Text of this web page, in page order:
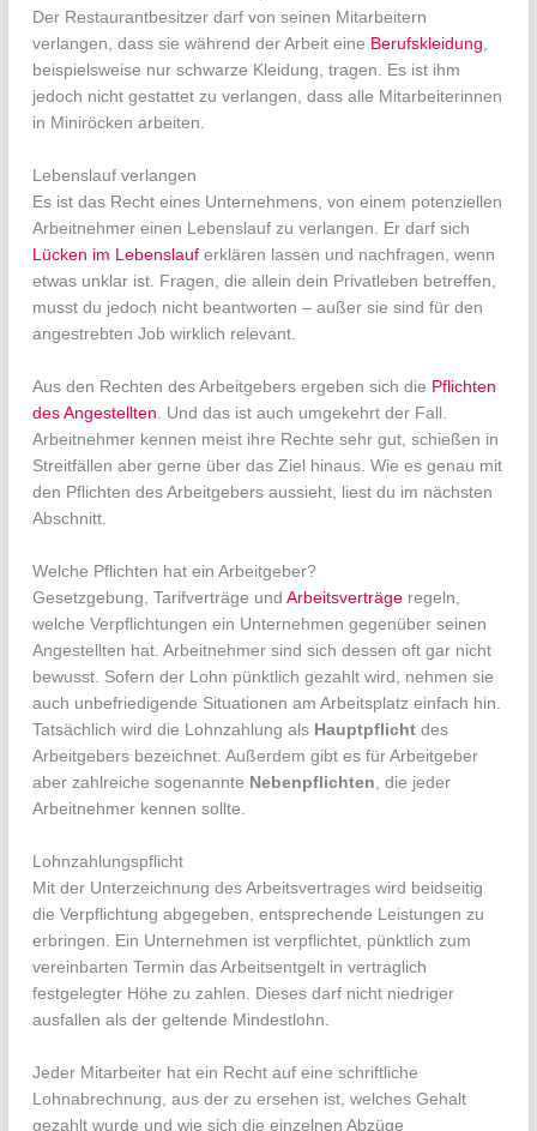
Der Restaurantbesitzer darf von seinen Mitarbeitern
verlangen, dass sie während der Arbeit eine Berufskleidung,
beispielsweise nur schwarze Kleidung, tragen. Es ist ihm
jedoch nicht gestattet zu verlangen, dass alle Mitarbeiterinnen
in Miniröcken arbeiten.
Lebenslauf verlangen
Es ist das Recht eines Unternehmens, von einem potenziellen
Arbeitnehmer einen Lebenslauf zu verlangen. Er darf sich
Lücken im Lebenslauf erklären lassen und nachfragen, wenn
etwas unklar ist. Fragen, die allein dein Privatleben betreffen,
musst du jedoch nicht beantworten – außer sie sind für den
angestrebten Job wirklich relevant.
Aus den Rechten des Arbeitgebers ergeben sich die Pflichten
des Angestellten. Und das ist auch umgekehrt der Fall.
Arbeitnehmer kennen meist ihre Rechte sehr gut, schießen in
Streitfällen aber gerne über das Ziel hinaus. Wie es genau mit
den Pflichten des Arbeitgebers aussieht, liest du im nächsten
Abschnitt.
Welche Pflichten hat ein Arbeitgeber?
Gesetzgebung, Tarifverträge undArbeitsverträge regeln,
welche Verpflichtungen ein Unternehmen gegenüber seinen
Angestellten hat. Arbeitnehmer sind sich dessen oft gar nicht
bewusst. Sofern der Lohn pünktlich gezahlt wird, nehmen sie
auch unbefriedigende Situationen am Arbeitsplatz einfach hin.
Tatsächlich wird die Lohnzahlung als Hauptpflicht des
Arbeitgebers bezeichnet. Außerdem gibt es für Arbeitgeber
aber zahlreiche sogenannte Nebenpflichten, die jeder
Arbeitnehmer kennen sollte.
Lohnzahlungspflicht
Mit der Unterzeichnung des Arbeitsvertrages wird beidseitig
die Verpflichtung abgegeben, entsprechende Leistungen zu
erbringen. Ein Unternehmen ist verpflichtet, pünktlich zum
vereinbarten Termin das Arbeitsentgelt in vertraglich
festgelegter Höhe zu zahlen. Dieses darf nicht niedriger
ausfallen als der geltende Mindestlohn.
Jeder Mitarbeiter hat ein Recht auf eine schriftliche
Lohnabrechnung, aus der zu ersehen ist, welches Gehalt
gezahlt wurde und wie sich die einzelnen Abzüge